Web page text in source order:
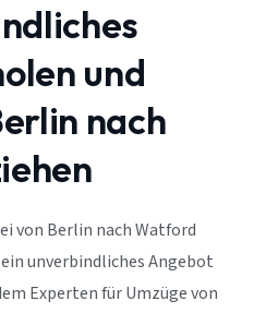
und
nach
von Berlin nach Watford
unverbindliches Angebot
Experten für Umzüge von